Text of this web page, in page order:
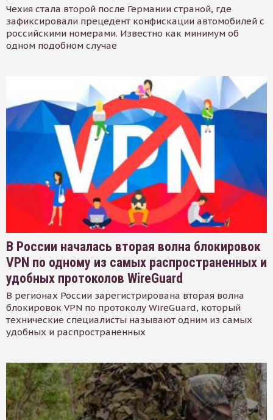
Чехия стала второй после Германии страной, где
зафиксировали прецедент конфискации автомобилей с
российскими номерами. Известно как минимум об
одном подобном случае
В России началась вторая волна блокировок
VPN по одному из самых распространенных и
удобных протоколов WireGuard
В регионах России зарегистрирована вторая волна
блокировок VPN по протоколу WireGuard, который
технические специалисты называют одним из самых
удобных и распространенных